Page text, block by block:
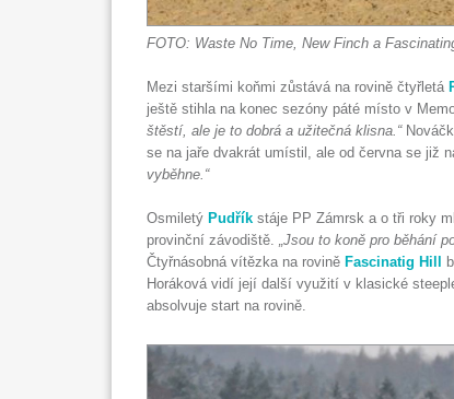
FOTO: Waste No Time, New Finch a
Mezi staršími koňmi zůstává na rovině čtyřletá
ještě stihla na konec sezóny páté místo v
štěstí, ale je to dobrá a užitečná klisna.“
se na jaře dvakrát umístil, ale od června se již
vyběhne.“
Osmiletý Pudřík stáje PP Zámrsk a o tři roky
provinční závodiště. „Jsou to koně pro běhání
Čtyřnásobná vítězka na rovině Fascinatig Hill
Horáková vidí její další využití v klasické
absolvuje start na rovině.